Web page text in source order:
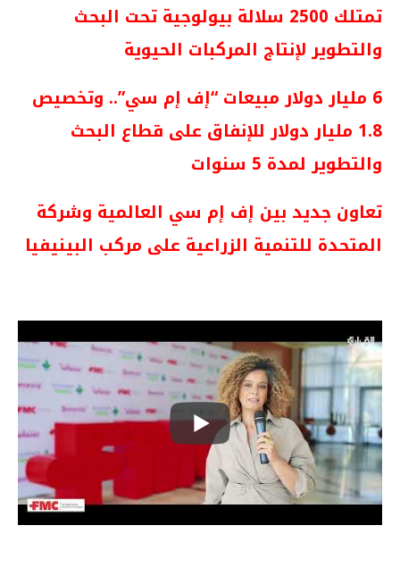
تمتلك 2500 سلالة بيولوجية تحت البحث
والتطوير لإنتاج المركبات الحيوية
6 مليار دولار مبيعات “إف إم سي”.. وتخصيص
1.8 مليار دولار للإنفاق على قطاع البحث
والتطوير لمدة 5 سنوات
تعاون جديد بين إف إم سي العالمية وشركة
المتحدة للتنمية الزراعية على مركب البينيفيا